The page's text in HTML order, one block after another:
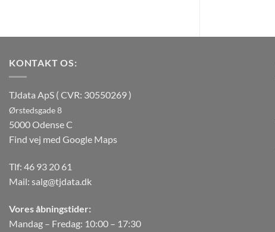
KONTAKT OS:
TJdata ApS ( CVR: 30550269 )
Ørstedsgade 8
5000 Odense C
Find vej med Google Maps
Tlf: 46 93 20 61
Mail: salg@tjdata.dk
Vores åbningstider:
Mandag – Fredag: 10:00 – 17:30